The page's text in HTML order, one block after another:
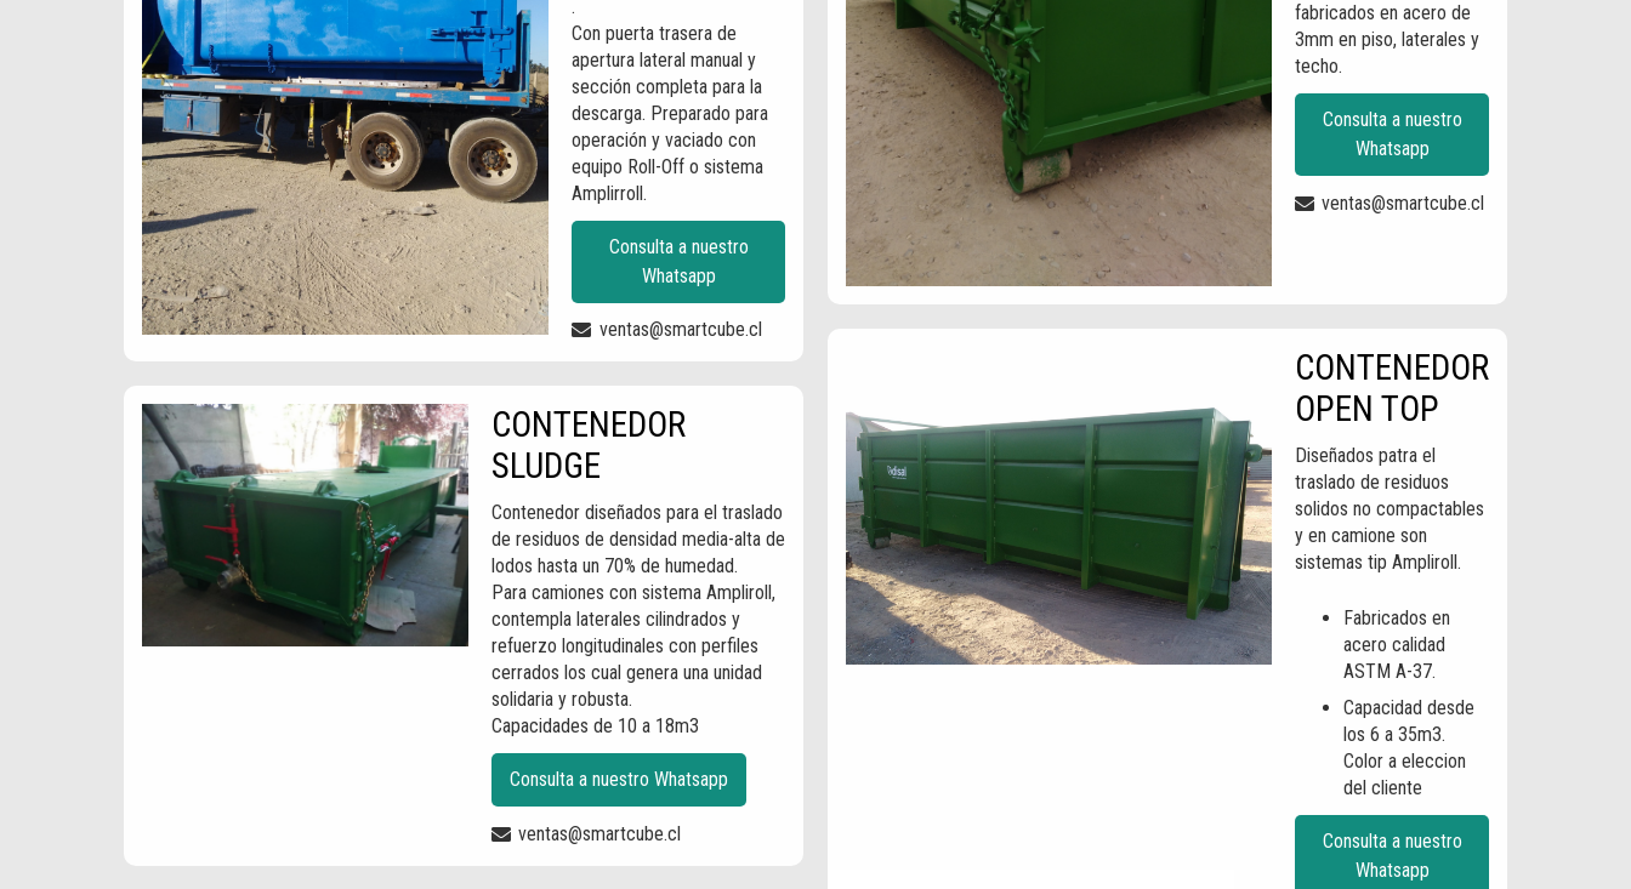
fabricados en acero de
3mm en piso, laterales y
techo.
Consulta a nuestro
Whatsapp
ventas@smartcube.cl
.
Con puerta trasera de
apertura lateral manual y
sección completa para la
descarga. Preparado para
operación y vaciado con
equipo Roll-Off o sistema
Amplirroll.
Consulta a nuestro
Whatsapp
ventas@smartcube.cl
CONTENEDOR
OPEN TOP
Diseñados patra el
traslado de residuos
solidos no compactables
y en camione son
sistemas tip Ampliroll.
Fabricados en
acero calidad
ASTM A-37.
Capacidad desde
los 6 a 35m3.
Color a eleccion
del cliente
Consulta a nuestro
Whatsapp
CONTENEDOR
SLUDGE
Contenedor diseñados para el traslado
de residuos de densidad media-alta de
lodos hasta un 70% de humedad.
Para camiones con sistema Ampliroll,
contempla laterales cilindrados y
refuerzo longitudinales con perfiles
cerrados los cual genera una unidad
solidaria y robusta.
Capacidades de 10 a 18m3
Consulta a nuestro Whatsapp
ventas@smartcube.cl